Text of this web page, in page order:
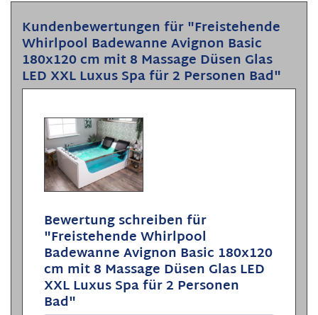
Kundenbewertungen für "Freistehende
Whirlpool Badewanne Avignon Basic
180x120 cm mit 8 Massage Düsen Glas
LED XXL Luxus Spa für 2 Personen Bad"
Bewertung schreiben für
"Freistehende Whirlpool
Badewanne Avignon Basic 180x120
cm mit 8 Massage Düsen Glas LED
XXL Luxus Spa für 2 Personen
Bad"